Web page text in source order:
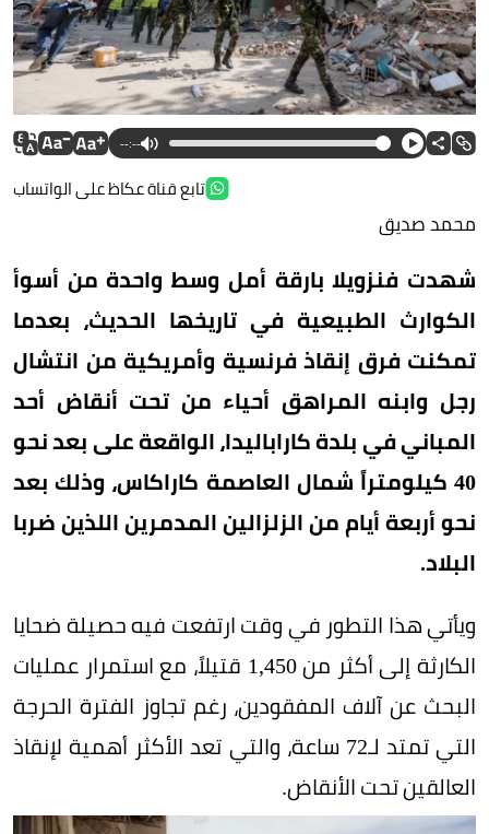
--:--
تابع قناة عكاظ على الواتساب
محمد صديق
شهدت فنزويلا بارقة أمل وسط واحدة من أسوأ
الكوارث الطبيعية في تاريخها الحديث، بعدما
تمكنت فرق إنقاذ فرنسية وأمريكية من انتشال
رجل وابنه المراهق أحياء من تحت أنقاض أحد
المباني في بلدة كاراباليدا، الواقعة على بعد نحو
40 كيلومتراً شمال العاصمة كاراكاس، وذلك بعد
نحو أربعة أيام من الزلزالين المدمرين اللذين ضربا
البلاد.
ويأتي هذا التطور في وقت ارتفعت فيه حصيلة ضحايا
الكارثة إلى أكثر من 1,450 قتيلاً، مع استمرار عمليات
البحث عن آلاف المفقودين، رغم تجاوز الفترة الحرجة
التي تمتد لـ72 ساعة، والتي تعد الأكثر أهمية لإنقاذ
العالقين تحت الأنقاض.